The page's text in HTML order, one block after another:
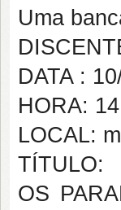
Uma
DATA :
HORA:
LOCAL:
TÍTULO:
OS